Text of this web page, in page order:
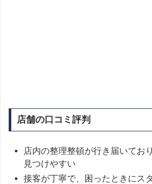
店舗の口コミ評判
店内の整理整頓が行き届いてお
見つけやすい
接客が丁寧で、困ったときにス